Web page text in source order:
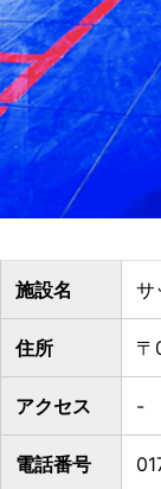
施設名 サ
住所
アクセス -
電話番号